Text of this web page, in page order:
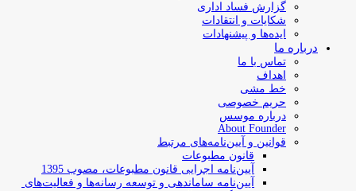
گزارش فساد اداری
شکایات و انتقادات
ایده‌ها و پیشنهادات
درباره ما
تماس با ما
اهداف
خط مشی
حریم خصوصی
درباره موسس
About Founder
قوانین و آیین‌نامه‌های مرتبط
‌قانون مطبوعات
آیین‌نامه اجرایی قانون مطبوعات، مصوب 1395
آیین‌نامه سامان­دهی و توسعه رسانه­‌ها و فعالیت‌­های